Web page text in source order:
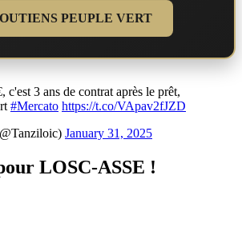
PEUPLE VERT
c'est 3 ans de contrat après le prêt,
#Mercato https://t.co/VApav2fJZD
January 31, 2025
LOSC-ASSE !